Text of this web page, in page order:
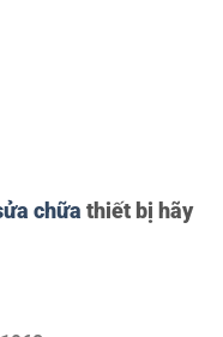
chữa thiết bị hãy